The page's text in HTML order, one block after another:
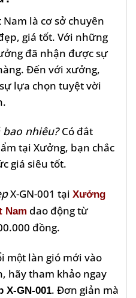
Nam là cơ sở chuyên
giá tốt. Với những
đã nhận được sự
Đến với xưởng,
lựa chọn tuyệt vời
nhiêu?Có đắt
tại Xưởng, bạn chắc
giá siêu tốt.
X-GN-001 tại Xưởng
Nam dao động từ
đồng.
một làn gió mới vào
hãy tham khảo ngay
X-GN-001. Đơn giản mà